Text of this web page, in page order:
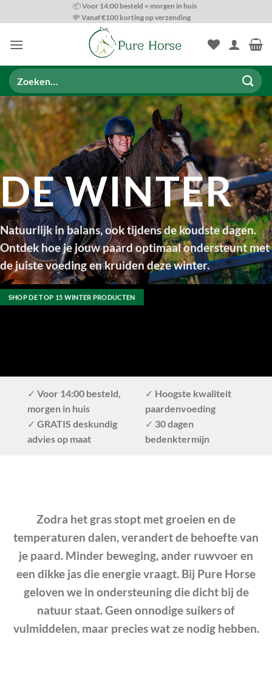
naar
📦 Voor 14:00 besteld = morgen in huis
💸 Vanaf €100 korting op verzending
Zoeken
naar:
DE WINTER
Natuurlijk in balans, ook tijdens de koudste dagen.
Ontdek hoe je jouw paard optimaal ondersteunt met
de juiste voeding en kruiden deze winter.
SHOP DE TOP 15 WINTER PRODUCTEN
✓ Voor 14:00 besteld,
morgen in huis
✓ Hoogste kwaliteit
paardenvoeding
✓ GRATIS deskundig
advies op maat
✓ 30 dagen
bedenktermijn
Zodra het gras stopt met groeien en de
temperaturen dalen, verandert de behoefte van
je paard. Minder beweging, ander ruwvoer en
een dikke jas die energie vraagt. Bij Pure Horse
geloven we in ondersteuning die dicht bij de
natuur staat. Geen onnodige suikers of
vulmiddelen, maar precies wat ze nodig hebben.